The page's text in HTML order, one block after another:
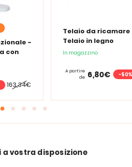
-
con
163,34€
Telaio da ricamare
Telaio in legno
In magazzino
A partire
de 6,80€ -50%
a vostra disposizione